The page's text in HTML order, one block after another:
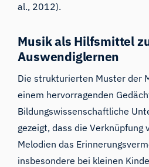
al., 2012).
Musik als Hilfsmittel
Auswendiglernen
Die strukturierten Muster der
einem hervorragenden
Bildungswissenschaftliche
gezeigt, dass die
Melodien das
insbesondere bei kleinen